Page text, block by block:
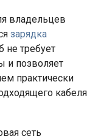
владельцев
зарядка
не требует
и позволяет
практически
кабеля
сеть